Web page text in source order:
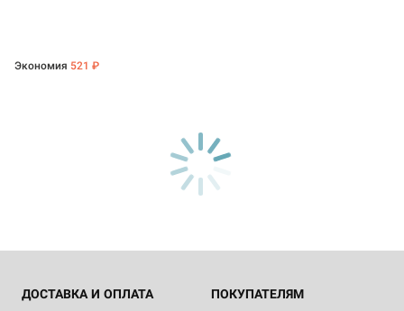
Экономия 521 ₽
ДОСТАВКА И ОПЛАТА ПОКУПАТЕЛЯМ